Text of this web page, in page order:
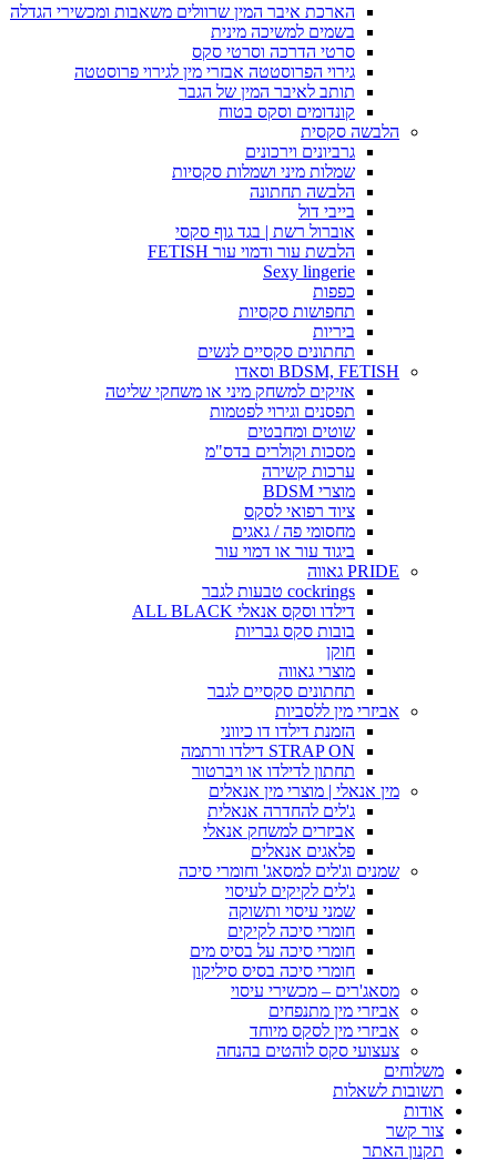
הארכת איבר המין שרוולים משאבות ומכשירי הגדלה
בשמים למשיכה מינית
סרטי הדרכה וסרטי סקס
גירוי הפרוסטטה אבזרי מין לגירוי פרוסטטה
תותב לאיבר המין של הגבר
קונדומים וסקס בטוח
הלבשה סקסית
גרביונים וירכונים
שמלות מיני ושמלות סקסיות
הלבשה תחתונה
בייבי דול
אוברול רשת | בגד גוף סקסי
הלבשת עור ודמוי עור FETISH
Sexy lingerie
כפפות
תחפושות סקסיות
ביריות
תחתונים סקסיים לנשים
BDSM, FETISH וסאדו
אזיקים למשחק מיני או משחקי שליטה
תפסנים וגירוי לפטמות
שוטים ומחבטים
מסכות וקולרים בדס"מ
ערכות קשירה
מוצרי BDSM
ציוד רפואי לסקס
מחסומי פה / גאגים
ביגוד עור או דמוי עור
PRIDE גאווה
cockrings טבעות לגבר
דילדו וסקס אנאלי ALL BLACK
בובות סקס גבריות
חוקן
מוצרי גאווה
תחתונים סקסיים לגבר
אביזרי מין ללסביות
הזמנת דילדו דו כיווני
STRAP ON דילדו ורתמה
תחתון לדילדו או ויברטור
מין אנאלי | מוצרי מין אנאלים
ג'לים להחדרה אנאלית
אביזרים למשחק אנאלי
פלאגים אנאלים
שמנים וג'לים למסאג' וחומרי סיכה
ג'לים לקיקים לעיסוי
שמני עיסוי ותשוקה
חומרי סיכה לקיקים
חומרי סיכה על בסיס מים
חומרי סיכה בסיס סיליקון
מסאג'רים – מכשירי עיסוי
אביזרי מין מתנפחים
אביזרי מין לסקס מיוחד
צעצועי סקס לוהטים בהנחה
משלוחים
תשובות לשאלות
אודות
צור קשר
תקנון האתר